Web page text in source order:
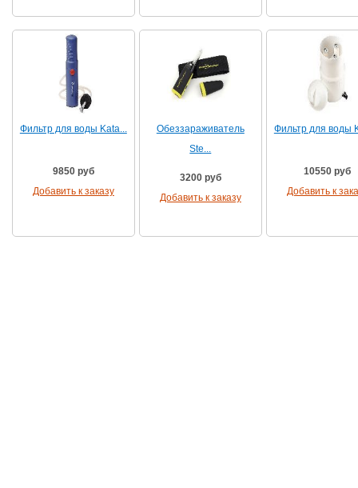
Фильтр для воды Kata...
9850 руб
Добавить к заказу
Обеззараживатель
Ste...
3200 руб
Добавить к заказу
Фильтр для воды
10550 руб
Добавить к